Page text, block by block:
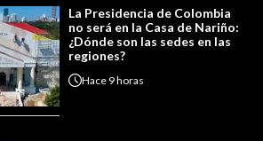
La Presidencia de Colombia
no será en la Casa de Nariño:
¿Dónde son las sedes en las
regiones?
Hace 9 horas